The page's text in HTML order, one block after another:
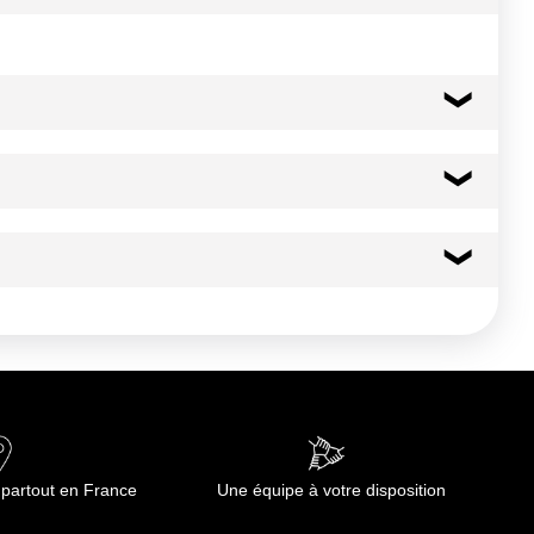
en France Une équipe à votre disposition